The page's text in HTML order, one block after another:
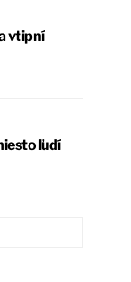
vtipní
ľudí